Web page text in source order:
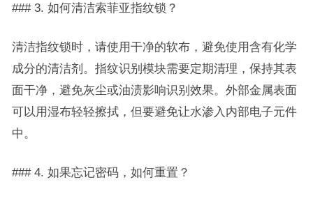
### 3. 如何清洁索菲亚指纹锁？
清洁指纹锁时，请使用干净的软布，避免使用含有化学
成分的清洁剂。指纹识别模块需要定期清理，保持其表
面干净，避免灰尘或油渍影响识别效果。外部金属表面
可以用湿布轻轻擦拭，但要避免让水渗入内部电子元件
中。
### 4. 如果忘记密码，如何重置？